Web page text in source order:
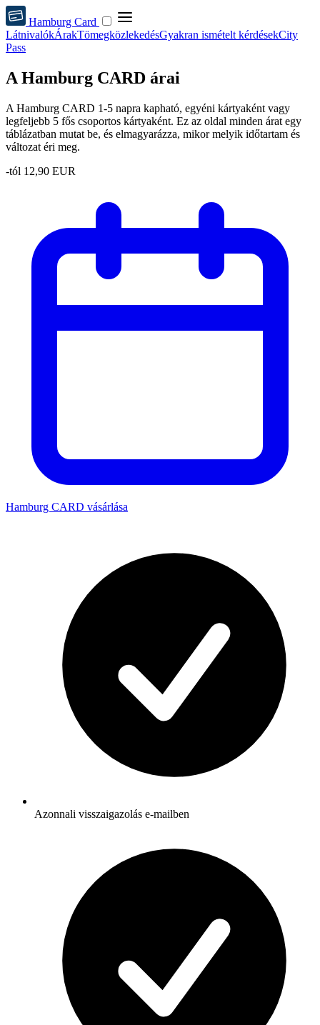
Hamburg Card
LátnivalókÁrakTömegközlekedésGyakran ismételt kérdésekCity
Pass
A Hamburg CARD árai
A Hamburg CARD 1-5 napra kapható, egyéni kártyaként vagy
legfeljebb 5 fős csoportos kártyaként. Ez az oldal minden árat egy
táblázatban mutat be, és elmagyarázza, mikor melyik időtartam és
változat éri meg.
-tól 12,90 EUR
Hamburg CARD vásárlása
Azonnali visszaigazolás e-mailben